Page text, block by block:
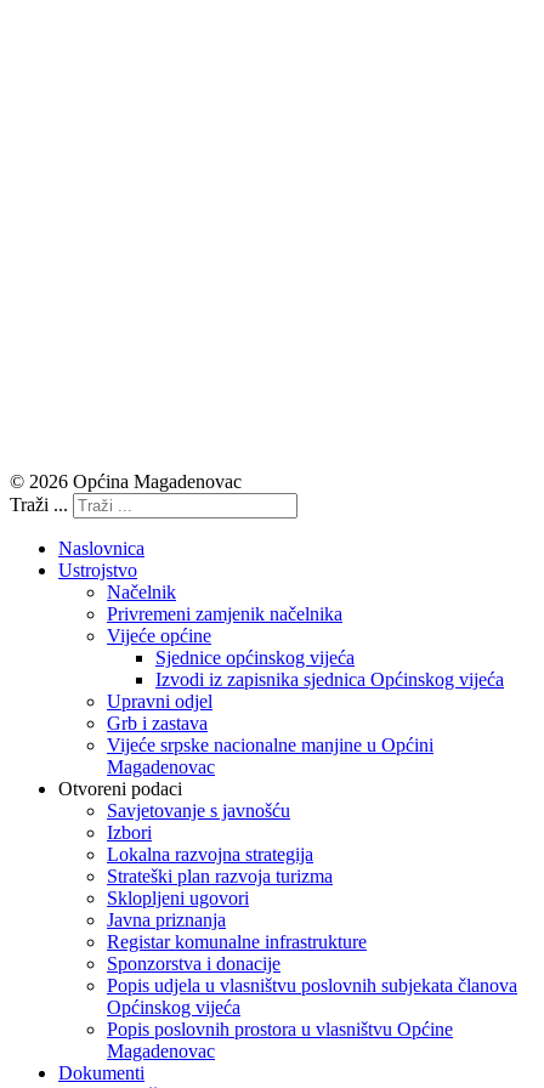
© 2026 Općina Magadenovac
Traži ...
Naslovnica
Ustrojstvo
Načelnik
Privremeni zamjenik načelnika
Vijeće općine
Sjednice općinskog vijeća
Izvodi iz zapisnika sjednica Općinskog vijeća
Upravni odjel
Grb i zastava
Vijeće srpske nacionalne manjine u Općini
Magadenovac
Otvoreni podaci
Savjetovanje s javnošću
Izbori
Lokalna razvojna strategija
Strateški plan razvoja turizma
Sklopljeni ugovori
Javna priznanja
Registar komunalne infrastrukture
Sponzorstva i donacije
Popis udjela u vlasništvu poslovnih subjekata članova
Općinskog vijeća
Popis poslovnih prostora u vlasništvu Općine
Magadenovac
Dokumenti